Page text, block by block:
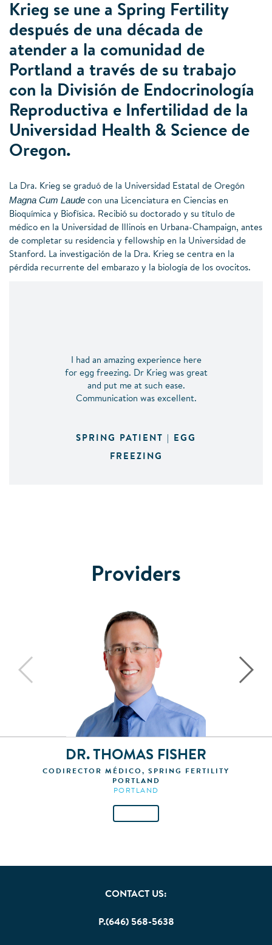
Krieg se une a Spring Fertility
después de una década de
atender a la comunidad de
Portland a través de su trabajo
con la División de Endocrinología
Reproductiva e Infertilidad de la
Universidad Health & Science de
Oregon.
La Dra. Krieg se graduó de la Universidad Estatal de Oregón
Magna Cum Laude con una Licenciatura en Ciencias en
Bioquímica y Biofísica. Recibió su doctorado y su título de
médico en la Universidad de Illinois en Urbana-Champaign, antes
de completar su residencia y fellowship en la Universidad de
Stanford. La investigación de la Dra. Krieg se centra en la
pérdida recurrente del embarazo y la biología de los ovocitos.
I had an amazing experience here
for egg freezing. Dr Krieg was great
and put me at such ease.
Communication was excellent.
SPRING PATIENT | EGG
FREEZING
Providers
DR. THOMAS FISHER
CODIRECTOR MÉDICO, SPRING FERTILITY
PORTLAND
PORTLAND
CONTACT US:
P.(646) 568-5638